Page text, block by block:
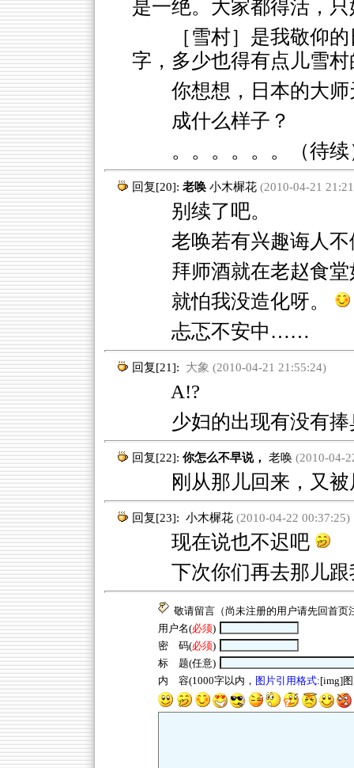
是一绝。大家都得活，
［雪村］是我敬仰
字，多少也得有点儿雪
你想想，日本的大
成什么样子？
。。。。。。（待续
回复[20]: 老唤 小木樨花(2010-04-21
别续了吧。
老唤若有兴趣诲人
拜师酒就在老赵食
就怕我没造化呀。
忐忑不安中……
回复[21]: 大象 (2010-04-21 21:55:24)
A!?
少妇的出现有没有
回复[22]: 你怎么不早说， 老唤(2010-04-
刚从那儿回来，又被
回复[23]: 小木樨花(2010-04-22 00:37:25)
现在说也不迟吧
下次你们再去那儿
敬请留言（尚未注册的用户请先回首页
用户名(必须)
密 码(必须)
标 题(任意)
内 容(1000字以内， 图片引用格式:[img]